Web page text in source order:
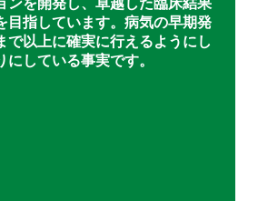
ンを開発し、卓越した臨床結果
目指しています。病気の早期発
で以上に確実に行えるようにし
にしている事実です。